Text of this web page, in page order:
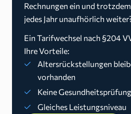
Rechnungen ein und
jedes Jahr unaufhörlich
Ein Tarifwechsel nach §204
Ihre Vorteile:
Altersrückstellungen
vorhanden
Keine Gesundheitsprüfung
Gleiches Leistungsniveau